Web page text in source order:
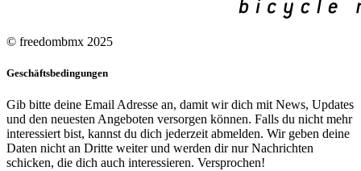
© freedombmx 2025
Geschäftsbedingungen
Gib bitte deine Email Adresse an, damit wir dich mit News, Updates
und den neuesten Angeboten versorgen können. Falls du nicht mehr
interessiert bist, kannst du dich jederzeit abmelden. Wir geben deine
Daten nicht an Dritte weiter und werden dir nur Nachrichten
schicken, die dich auch interessieren. Versprochen!